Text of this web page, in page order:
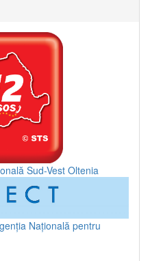
Sud-Vest Oltenia
Națională pentru